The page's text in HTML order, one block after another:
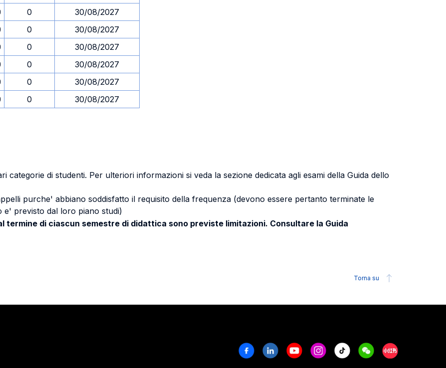
0
30/08/2027
0
30/08/2027
0
30/08/2027
0
30/08/2027
0
30/08/2027
0 30/08/2027
categorie di studenti. Per ulteriori informazioni si veda la sezione dedicata agli esami della Guida dello
purche' abbiano soddisfatto il requisito della frequenza (devono essere pertanto terminate le
e' previsto dal loro piano studi)
di ciascun semestre di didattica sono previste limitazioni. Consultare la Guida
Torna su
FacebookLinkedinYoutubeInstagram
Tiktok WeechatXiaohongshu/